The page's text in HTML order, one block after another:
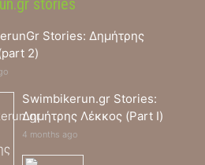
stories
Stories: Δημήτρης
2)
Swimbikerun.gr Stories:
Δημήτρης Λέκκος (Part I)
4 months ago